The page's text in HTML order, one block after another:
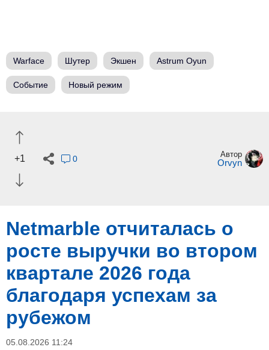
Warface Шутер Экшен Astrum Oyun
Событие Новый режим
+1 0 Автор
Orvyn
Netmarble отчиталась о
росте выручки во втором
квартале 2026 года
благодаря успехам за
рубежом
05.08.2026 11:24